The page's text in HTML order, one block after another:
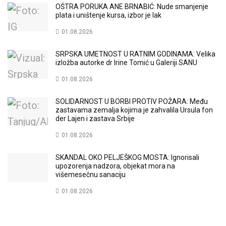
OŠTRA PORUKA ANE BRNABIĆ: Nude smanjenje
plata i uništenje kursa, izbor je lak
01.08.2026
SRPSKA UMETNOST U RATNIM GODINAMA: Velika
izložba autorke dr Irine Tomić u Galeriji SANU
01.08.2026
SOLIDARNOST U BORBI PROTIV POŽARA: Među
zastavama zemalja kojima je zahvalila Ursula fon
der Lajen i zastava Srbije
01.08.2026
SKANDAL OKO PELJEŠKOG MOSTA: Ignorisali
upozorenja nadzora, objekat mora na
višemesečnu sanaciju
01.08.2026